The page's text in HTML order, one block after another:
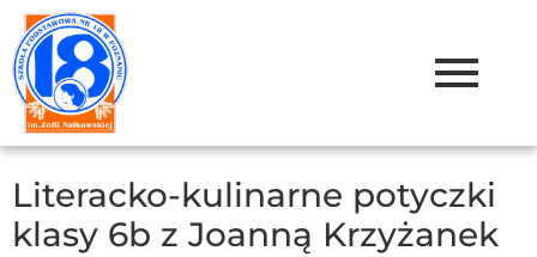
Literacko-kulinarne potyczki
klasy 6b z Joanną Krzyżanek